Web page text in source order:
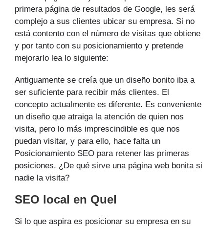
primera página de resultados de Google, les será
complejo a sus clientes ubicar su empresa. Si no
está contento con el número de visitas que obtiene
y por tanto con su posicionamiento y pretende
mejorarlo lea lo siguiente:
Antiguamente se creía que un diseño bonito iba a
ser suficiente para recibir más clientes. El
concepto actualmente es diferente. Es conveniente
un diseño que atraiga la atención de quien nos
visita, pero lo más imprescindible es que nos
puedan visitar, y para ello, hace falta un
Posicionamiento SEO para retener las primeras
posiciones. ¿De qué sirve una página web bonita si
nadie la visita?
SEO local en Quel
Si lo que aspira es posicionar su empresa en su